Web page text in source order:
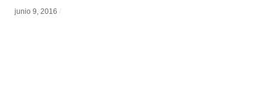
junio 9, 2016 /
junio 9, 2016 /